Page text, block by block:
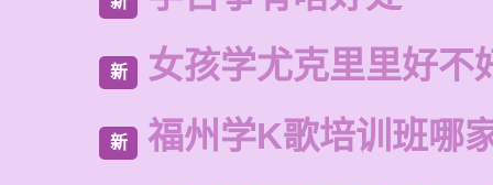
新 女孩学尤克里里好不
新 福州学K歌培训班哪